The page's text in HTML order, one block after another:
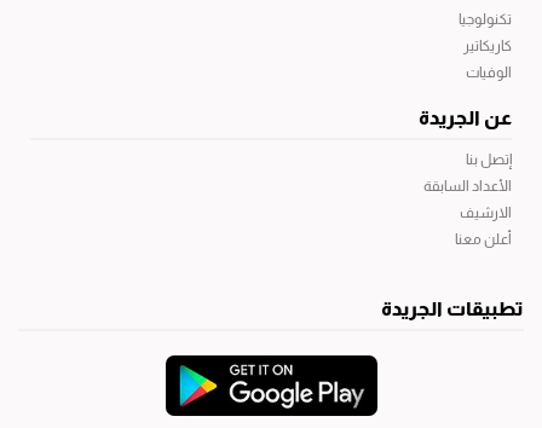
تكنولوجيا
كاريكاتير
الوفيات
عن الجريدة
إتصل بنا
الأعداد السابقة
الارشيف
أعلن معنا
تطبيقات الجريدة